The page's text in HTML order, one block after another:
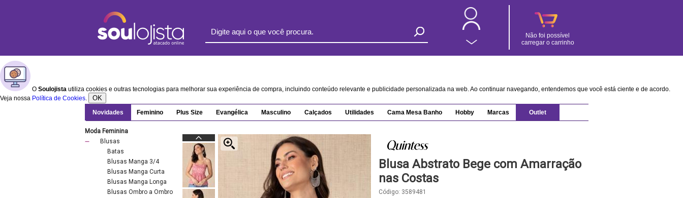
Não foi possível
carregar o carrinho
O Soulojista utiliza cookies e outras tecnologias para melhorar sua experiência de compra, incluindo conteúdo relevante e publicidade personalizada na web. Ao continuar navegando, entendemos que você está ciente e de acordo.
Veja nossa Política de Cookies. OK
Novidades Feminino Plus Size Evangélica Masculino Calçados Utilidades Cama Mesa Banho Hobby Marcas Outlet
Moda Feminina
Blusas
Batas
Blusas Manga 3/4
Blusas Manga Curta
Blusas Manga Longa
Blusas Ombro a Ombro
Blusa Abstrato Bege com Amarração
nas Costas
Código: 3589481